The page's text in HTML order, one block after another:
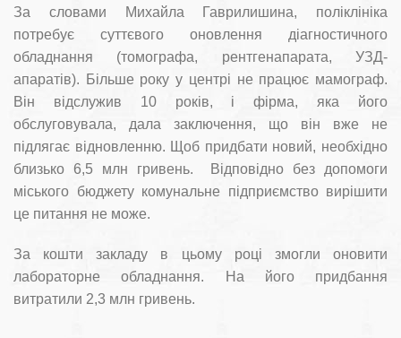
За словами Михайла Гаврилишина, поліклініка
потребує суттєвого оновлення діагностичного
обладнання (томографа, рентгенапарата, УЗД-
апаратів). Більше року у центрі не працює мамограф.
Він відслужив 10 років, і фірма, яка його
обслуговувала, дала заключення, що він вже не
підлягає відновленню. Щоб придбати новий, необхідно
близько 6,5 млн гривень. Відповідно без допомоги
міського бюджету комунальне підприємство вирішити
це питання не може.
За кошти закладу в цьому році змогли оновити
лабораторне обладнання. На його придбання
витратили 2,3 млн гривень.